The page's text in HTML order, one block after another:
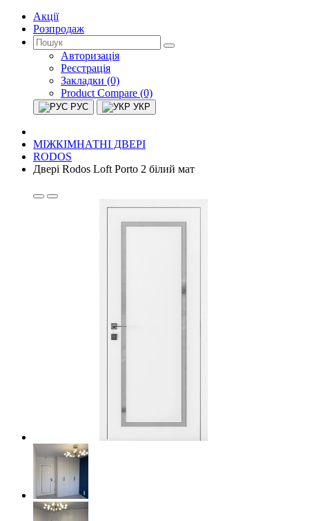
Акції
Розпродаж
Авторизація
Реєстрація
Закладки (0)
Product Compare (0)
РУС УКР
МІЖКІМНАТНІ ДВЕРІ
RODOS
Двері Rodos Loft Porto 2 білий мат